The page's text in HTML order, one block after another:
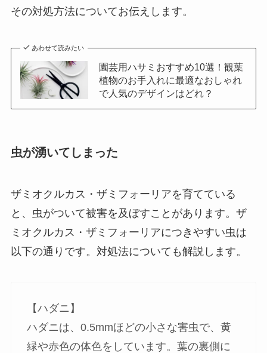
その対処方法についてお伝えします。
あわせて読みたい
園芸用ハサミおすすめ10選！観葉
植物のお手入れに最適なおしゃれ
で人気のデザインはどれ？
虫が湧いてしまった
ザミオクルカス・ザミフォーリアを育てている
と、虫がついて被害を及ぼすことがあります。ザ
ミオクルカス・ザミフォーリアにつきやすい虫は
以下の通りです。対処法についても解説します。
【ハダニ】
ハダニは、0.5mmほどの小さな害虫で、黄
緑や赤色の体色をしています。葉の裏側に